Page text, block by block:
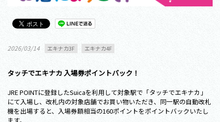
2026/03/14 エキナカ3F エキナカ4F
タッチでエキナカ 入場券ポイントバック！
JRE POINTに登録したSuicaを利用して対象駅で「タッチでエキナカ」
にて入場し、改札内の対象店舗でお買い物いただき、同一駅の自動改札
機を出場すると、入場券額相当の160ポイントをポイントバックいたし